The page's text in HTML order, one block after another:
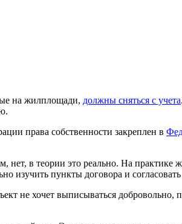
на жилплощади, должны сняться с учета
права собственности закреплен в
нет, в теории это реально. На
изучить пункты договора и
не хочет выписываться добровольно,